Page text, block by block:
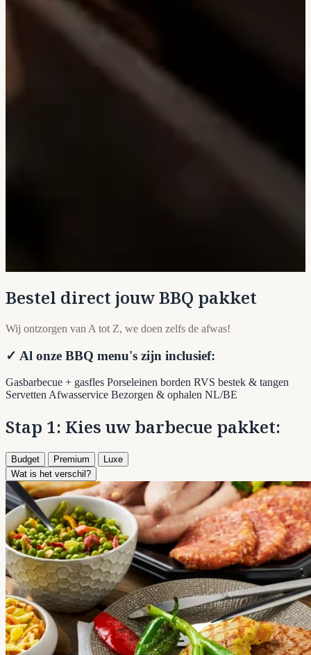
Bestel direct jouw BBQ pakket
Wij ontzorgen van A tot Z, we doen zelfs de afwas!
✓ Al onze BBQ menu's zijn inclusief:
Gasbarbecue + gasfles Porseleinen borden RVS bestek & tangen
ServettenAfwasservice Bezorgen & ophalen NL/BE
Stap 1: Kies uw barbecue pakket:
Budget Premium
Luxe
Wat is het verschil?